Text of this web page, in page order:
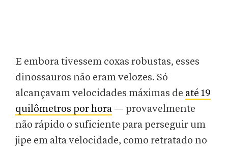
E embora tivessem coxas robustas, esses
dinossauros não eram velozes. Só
alcançavam velocidades máximas de até 19
quilômetros por hora — provavelmente
não rápido o suficiente para perseguir um
jipe em alta velocidade, como retratado no